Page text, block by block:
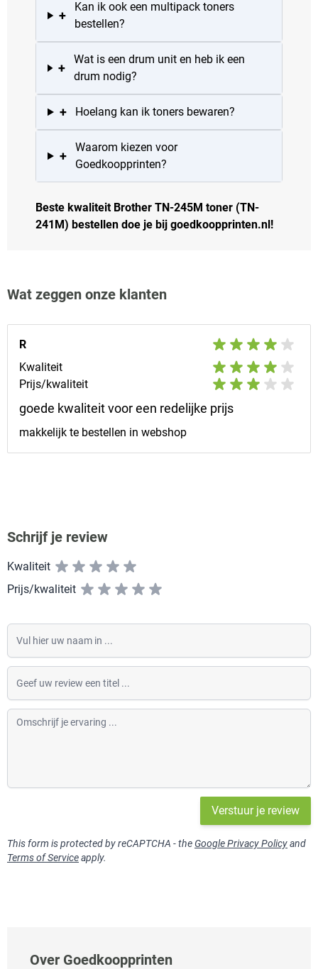
+
Kan ik ook een multipack toners
bestellen?
+
Wat is een drum unit en heb ik een
drum nodig?
+ Hoelang kan ik toners bewaren?
+
Waarom kiezen voor
Goedkoopprinten?
Beste kwaliteit Brother TN-245M toner (TN-
241M) bestellen doe je bij goedkoopprinten.nl!
Wat zeggen onze klanten
R
Kwaliteit
Prijs/kwaliteit
goede kwaliteit voor een redelijke prijs
makkelijk te bestellen in webshop
Schrijf je review
Kwaliteit
Prijs/kwaliteit
Vul hier uw naam in
Geef uw review een titel
Omschrijf je ervaring
Verstuur je review
This form is protected by reCAPTCHA - the Google Privacy Policyand
Terms of Serviceapply.
Over Goedkoopprinten